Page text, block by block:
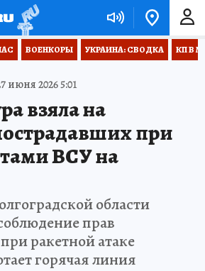
ВОЕНКОРЫ УКРАИНА: СВОДКА КП В
июня 2026 5:01
взяла на
при
ВСУ на
области
прав
ракетной атаке
горячая линия